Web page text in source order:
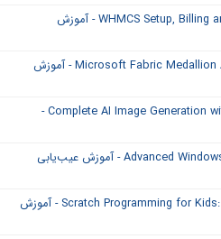
WHMCS Setup, Billing and Automation for Web Hosting - آموزش
Microsoft Fabric Medallion Architecture Project | End-to-End - آموزش
Complete AI Image Generation with GPT-2 & Seedream 5.0: From -
Advanced Windows Performance Troubleshooting - آموزش عیب‌یابی
Scratch Programming for Kids: Build 22 Fun Games & Projects - آموزش